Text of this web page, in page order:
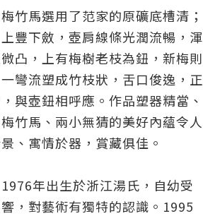
竹馬選用了范家的原礦底槽清；
豐下斂，壺肩線條光潤流暢，渾
凸，上有梅樹老枝為鈕，新梅則
彎流塑成竹枝狀，舌口俊逸，正
與壺鈕相呼應。作品塑器精當、
竹馬、兩小無猜的美好內蘊令人
、寓情於器，賞藏俱佳。
年出生於浙江湯氏，自幼受
，對藝術有獨特的認識。1995